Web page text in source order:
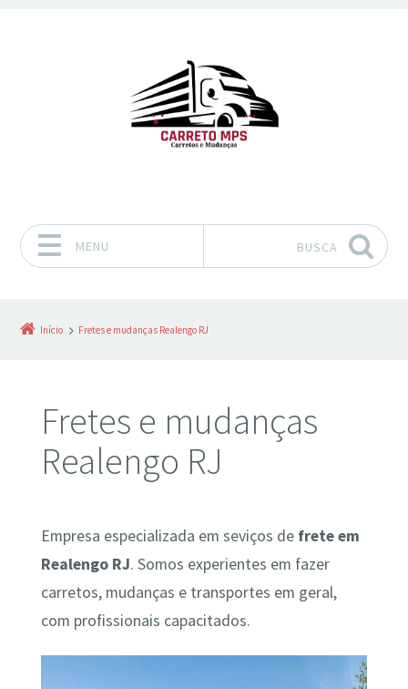
MENU BUSCA
Início Fretes e mudanças Realengo RJ
Fretes e mudanças
Realengo RJ
Empresa especializada em seviços de frete em
Realengo RJ. Somos experientes em fazer
carretos, mudanças e transportes em geral,
com profissionais capacitados.